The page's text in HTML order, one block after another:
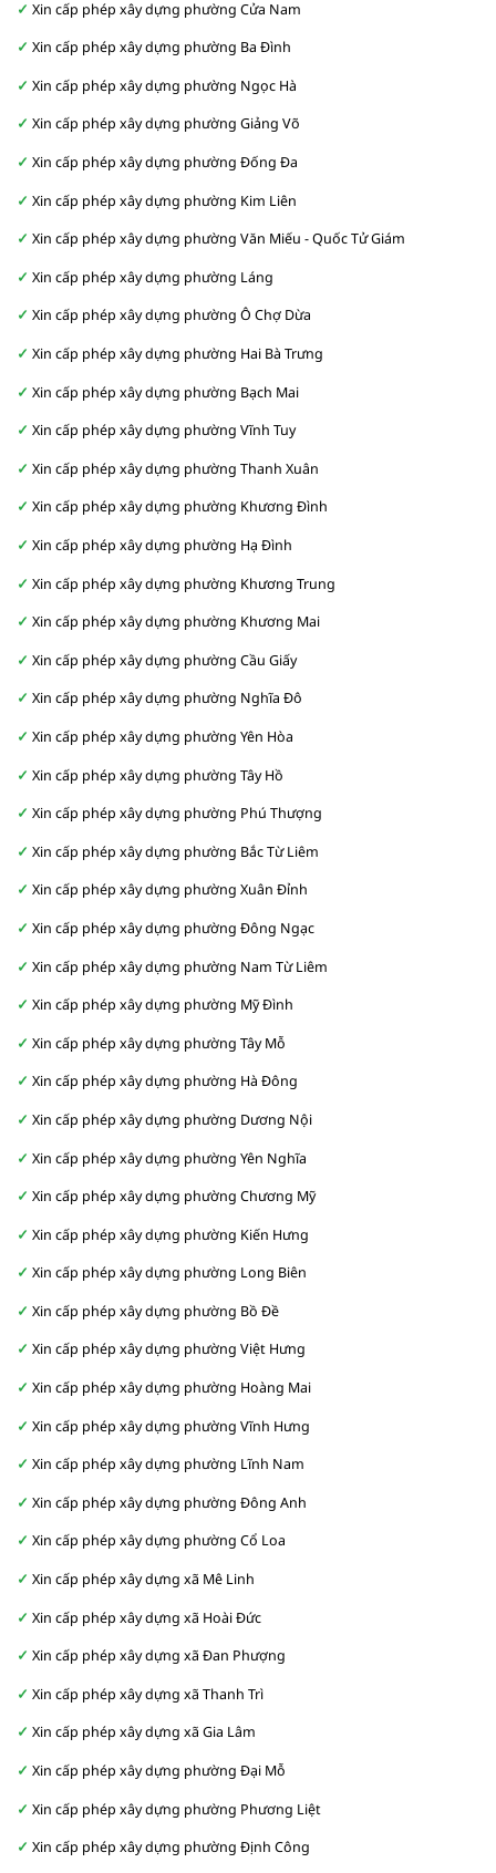
Xin cấp phép xây dựng phường Cửa Nam
Xin cấp phép xây dựng phường Ba Đình
Xin cấp phép xây dựng phường Ngọc Hà
Xin cấp phép xây dựng phường Giảng Võ
Xin cấp phép xây dựng phường Đống Đa
Xin cấp phép xây dựng phường Kim Liên
Xin cấp phép xây dựng phường Văn Miếu - Quốc Tử Giám
Xin cấp phép xây dựng phường Láng
Xin cấp phép xây dựng phường Ô Chợ Dừa
Xin cấp phép xây dựng phường Hai Bà Trưng
Xin cấp phép xây dựng phường Bạch Mai
Xin cấp phép xây dựng phường Vĩnh Tuy
Xin cấp phép xây dựng phường Thanh Xuân
Xin cấp phép xây dựng phường Khương Đình
Xin cấp phép xây dựng phường Hạ Đình
Xin cấp phép xây dựng phường Khương Trung
Xin cấp phép xây dựng phường Khương Mai
Xin cấp phép xây dựng phường Cầu Giấy
Xin cấp phép xây dựng phường Nghĩa Đô
Xin cấp phép xây dựng phường Yên Hòa
Xin cấp phép xây dựng phường Tây Hồ
Xin cấp phép xây dựng phường Phú Thượng
Xin cấp phép xây dựng phường Bắc Từ Liêm
Xin cấp phép xây dựng phường Xuân Đỉnh
Xin cấp phép xây dựng phường Đông Ngạc
Xin cấp phép xây dựng phường Nam Từ Liêm
Xin cấp phép xây dựng phường Mỹ Đình
Xin cấp phép xây dựng phường Tây Mỗ
Xin cấp phép xây dựng phường Hà Đông
Xin cấp phép xây dựng phường Dương Nội
Xin cấp phép xây dựng phường Yên Nghĩa
Xin cấp phép xây dựng phường Chương Mỹ
Xin cấp phép xây dựng phường Kiến Hưng
Xin cấp phép xây dựng phường Long Biên
Xin cấp phép xây dựng phường Bồ Đề
Xin cấp phép xây dựng phường Việt Hưng
Xin cấp phép xây dựng phường Hoàng Mai
Xin cấp phép xây dựng phường Vĩnh Hưng
Xin cấp phép xây dựng phường Lĩnh Nam
Xin cấp phép xây dựng phường Đông Anh
Xin cấp phép xây dựng phường Cổ Loa
Xin cấp phép xây dựng xã Mê Linh
Xin cấp phép xây dựng xã Hoài Đức
Xin cấp phép xây dựng xã Đan Phượng
Xin cấp phép xây dựng xã Thanh Trì
Xin cấp phép xây dựng xã Gia Lâm
Xin cấp phép xây dựng phường Đại Mỗ
Xin cấp phép xây dựng phường Phương Liệt
Xin cấp phép xây dựng phường Định Công